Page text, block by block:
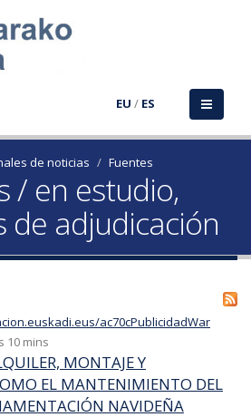
EU / ES
de noticias Fuentes
/ en estudio,
de adjudicación
ac70cPublicidadWar
10 mins
MONTAJE Y
EL MANTENIMIENTO DEL
NAVIDEÑA